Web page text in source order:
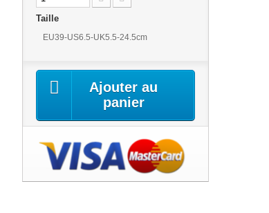
Taille
EU39-US6.5-UK5.5-24.5cm
Ajouter au
panier